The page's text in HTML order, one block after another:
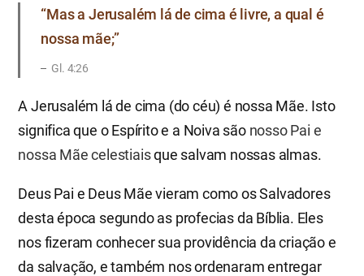
“Mas a Jerusalém lá de cima é livre, a qual é
nossa mãe;”
Gl. 4:26
A Jerusalém lá de cima (do céu) é nossa Mãe. Isto
significa que o Espírito e a Noiva são nosso Pai e
nossa Mãe celestiaisque salvam nossas almas.
Deus Pai e Deus Mãe vieram como os Salvadores
desta época segundo as profecias da Bíblia. Eles
nos fizeram conhecer sua providência da criação e
da salvação, e também nos ordenaram entregar